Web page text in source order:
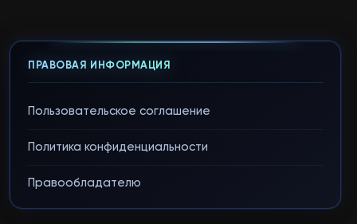
ПРАВОВАЯ ИНФОРМАЦИЯ
Пользовательское соглашение
Политика конфиденциальности
Правообладателю